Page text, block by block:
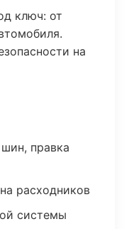
ключ: от
на
правка
расходников
системы